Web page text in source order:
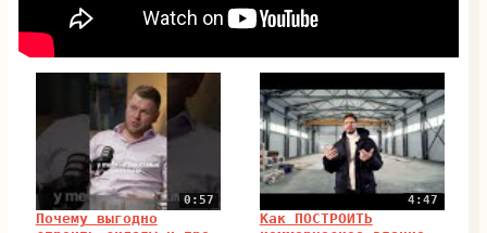
0:57
Почему выгодно
4:47
Как ПОСТРОИТЬ